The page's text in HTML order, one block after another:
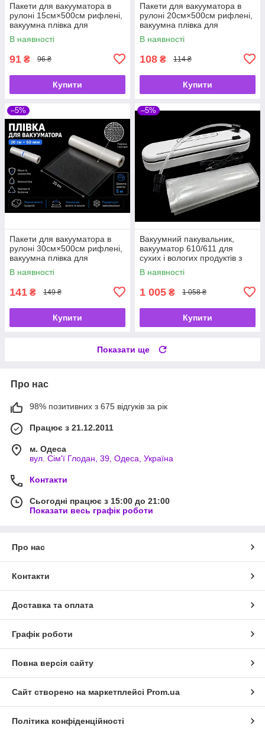
Пакети для вакууматора в
рулоні 15см×500см рифлені,
вакуумна плівка для
зберігання продуктів
В наявності
91 ₴ 96 ₴
Купити
Пакети для вакууматора в
рулоні 20см×500см рифлені,
вакуумна плівка для
зберігання продуктів
В наявності
108 ₴ 114 ₴
Купити
–5%
Пакети для вакууматора в
рулоні 30см×500см рифлені,
вакуумна плівка для
зберігання продуктів
В наявності
141 ₴ 149 ₴
Купити
–5%
Вакуумний пакувальник,
вакууматор 610/611 для
сухих і вологих продуктів з
LED-дисплеєм, зовнішнім
вакуумуванням до 28 см
В наявності
1 005 ₴ 1 058 ₴
Купити
Показати ще
Про нас
98% позитивних з 675 відгуків за рік
Працює з 21.12.2011
м. Одеса
вул. Сім'ї Глодан, 39, Одеса, Україна
Контакти
Сьогодні працює з 15:00 до 21:00
Показати весь графік роботи
Про нас
Контакти
Доставка та оплата
Графік роботи
Повна версія сайту
Сайт створено на маркетплейсі Prom.ua
Політика конфіденційності